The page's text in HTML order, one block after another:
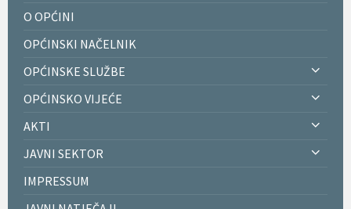
O OPĆINI
OPĆINSKI NAČELNIK
OPĆINSKE SLUŽBE
OPĆINSKO VIJEĆE
AKTI
JAVNI SEKTOR
IMPRESSUM